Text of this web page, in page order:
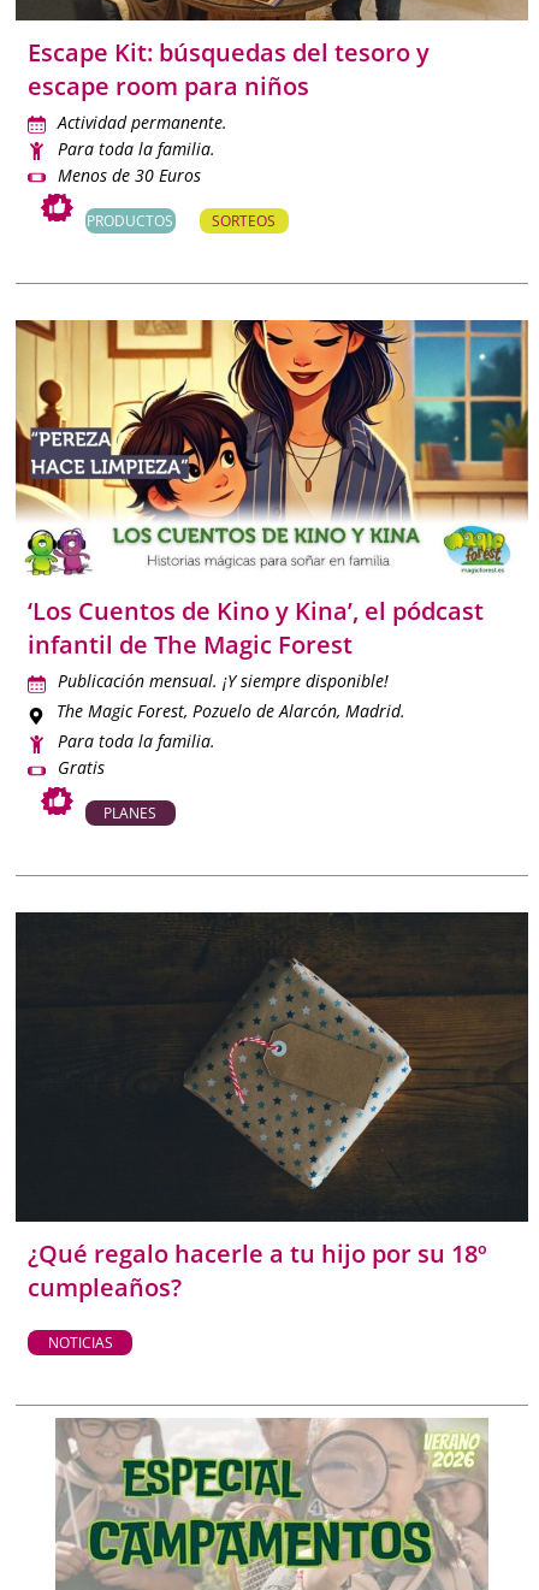
Escape Kit: búsquedas del tesoro y
escape room para niños
Actividad permanente.
Para toda la familia.
Menos de 30 Euros
PRODUCTOS SORTEOS
‘Los Cuentos de Kino y Kina’, el pódcast
infantil de The Magic Forest
Publicación mensual. ¡Y siempre disponible!
The Magic Forest, Pozuelo de Alarcón, Madrid.
Para toda la familia.
Gratis
PLANES
¿Qué regalo hacerle a tu hijo por su 18º
cumpleaños?
NOTICIAS